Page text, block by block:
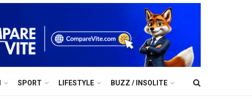
SPORT LIFESTYLE BUZZ / INSOLITE